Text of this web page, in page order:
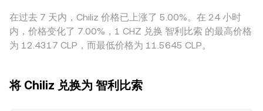
小幅偏离。
在过去 7 天内，Chiliz 价格已上涨了 5.00%。在 24 小时
内，价格变化了 7.00%，1 CHZ 兑换 智利比索 的最高价格
为 12.4317 CLP，而最低价格为 11.5645 CLP。
将 Chiliz 兑换为 智利比索